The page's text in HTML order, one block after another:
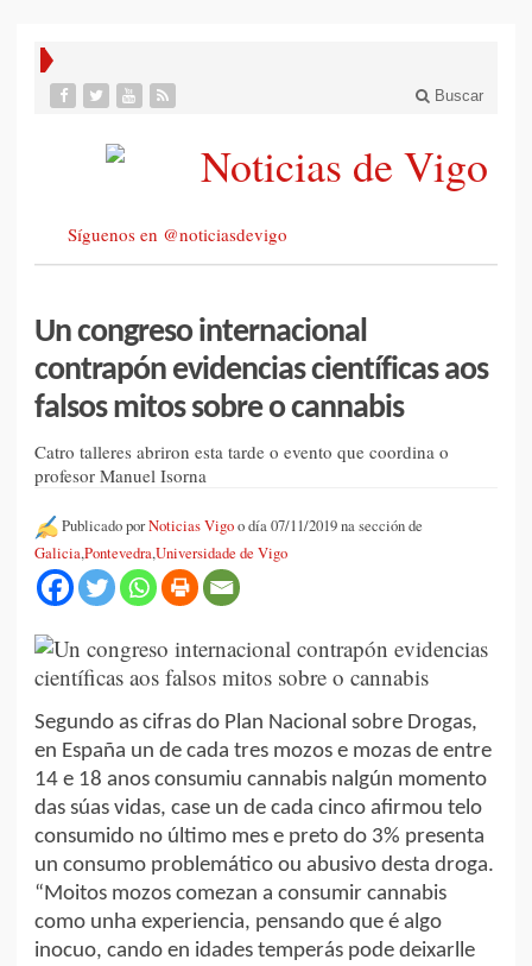
Buscar
Síguenos en @noticiasdevigo
Un congreso internacional
contrapón evidencias científicas aos
falsos mitos sobre o cannabis
Catro talleres abriron esta tarde o evento que coordina o
profesor Manuel Isorna
Publicado porNoticias Vigoo día 07/11/2019 na sección de
Galicia,Pontevedra,Universidade de Vigo
Segundo as cifras do Plan Nacional sobre Drogas,
en España un de cada tres mozos e mozas de entre
14 e 18 anos consumiu cannabis nalgún momento
das súas vidas, case un de cada cinco afirmou telo
consumido no último mes e preto do 3% presenta
un consumo problemático ou abusivo desta droga.
“Moitos mozos comezan a consumir cannabis
como unha experiencia, pensando que é algo
inocuo, cando en idades temperás pode deixarlle